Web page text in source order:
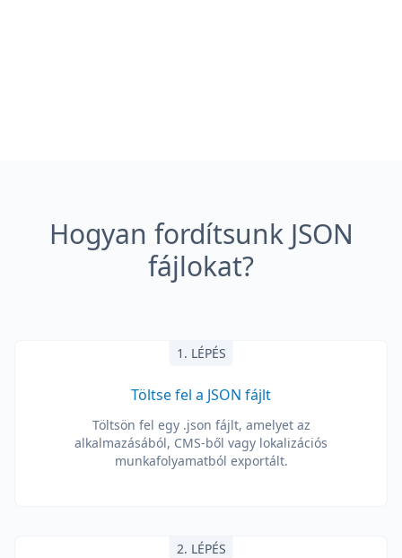
Hogyan fordítsunk JSON
fájlokat?
1. LÉPÉS
Töltse fel a JSON fájlt
Töltsön fel egy .json fájlt, amelyet az
alkalmazásából, CMS-ből vagy lokalizációs
munkafolyamatból exportált.
2. LÉPÉS